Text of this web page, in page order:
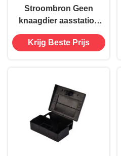
Stroombron Geen
knaagdier aasstation
voor huishoudelijke
plastic muizen Rat Trap
Krijg Beste Prijs